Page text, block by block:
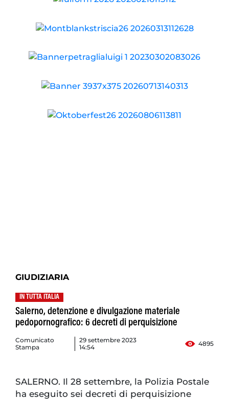
GIUDIZIARIA
IN TUTTA ITALIA
Salerno, detenzione e divulgazione materiale
pedopornografico: 6 decreti di perquisizione
Comunicato
Stampa
29 settembre 2023
14:54
4895
SALERNO. Il 28 settembre, la Polizia Postale
ha eseguito sei decreti di perquisizione